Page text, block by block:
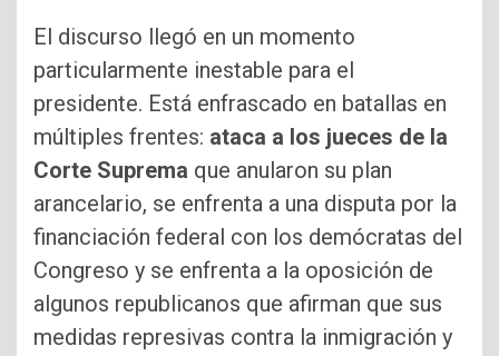
El discurso llegó en un momento
particularmente inestable para el
presidente. Está enfrascado en batallas en
múltiples frentes: ataca a los jueces de la
Corte Suprema que anularon su plan
arancelario, se enfrenta a una disputa por la
financiación federal con los demócratas del
Congreso y se enfrenta a la oposición de
algunos republicanos que afirman que sus
medidas represivas contra la inmigración y